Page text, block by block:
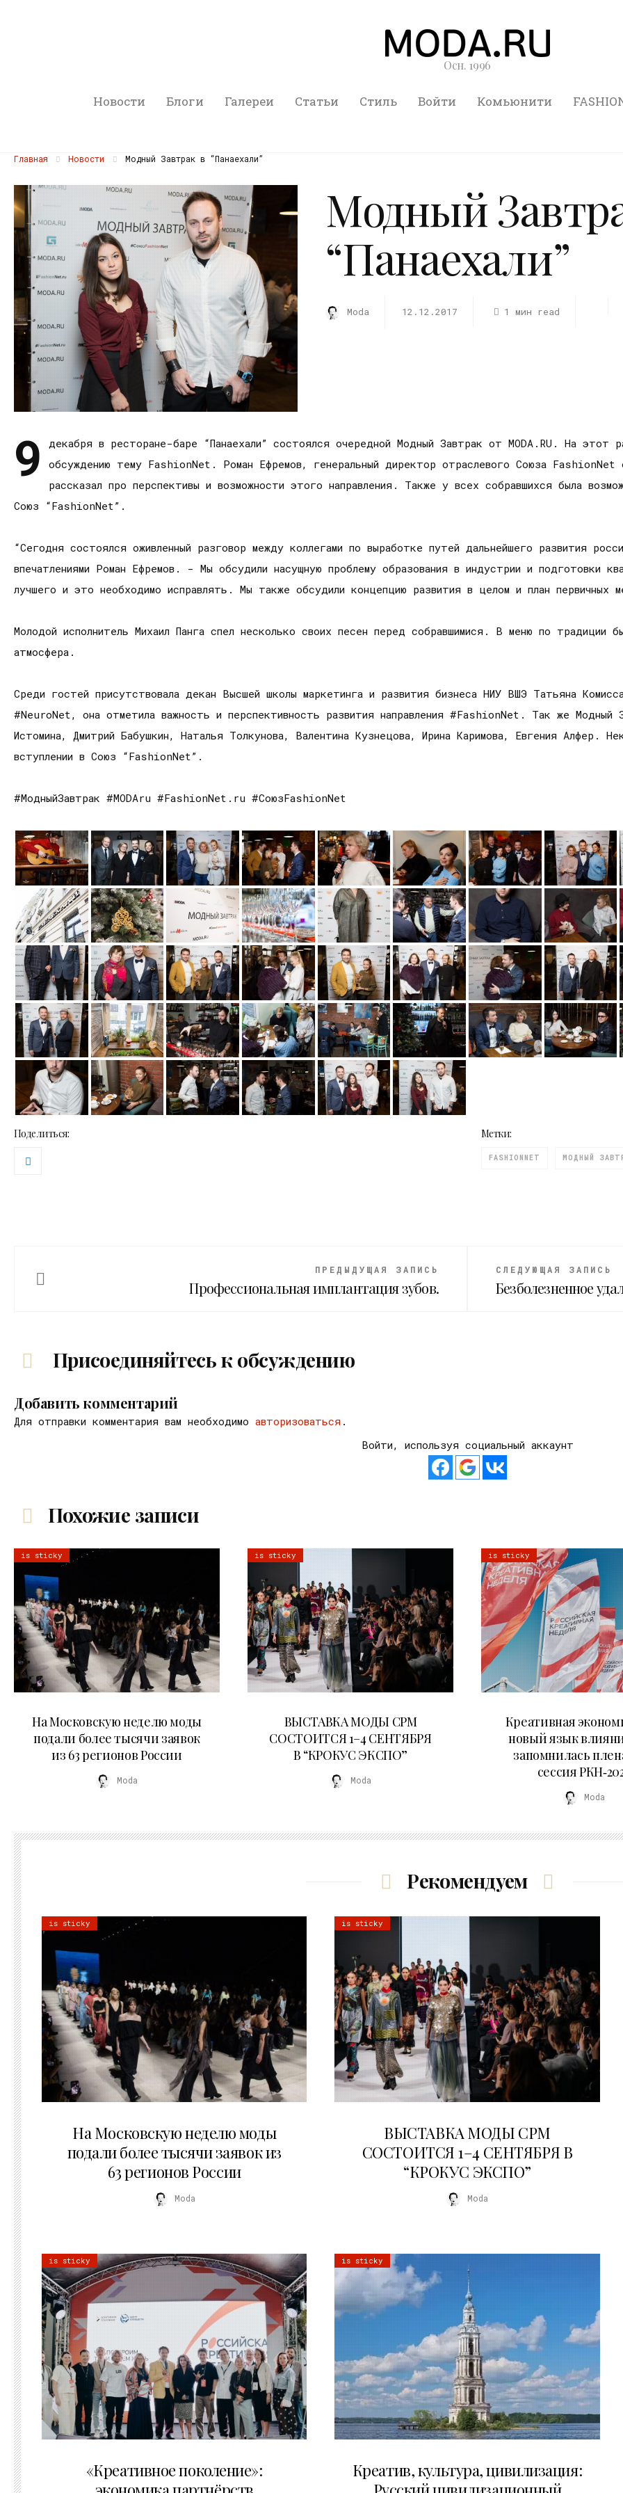
Осн. 1996
Новости Блоги Галереи Статьи Стиль Войти Комьюнити
Главная Новости Модный Завтрак в “Панаехали”
Модный
“Панаехали”
Moda 12.12.2017 1 мин read
9
декабря в ресторане-баре “Панаехали” состоялся очередной Модный Завтрак от MODA.RU. На этот
обсуждению тему FashionNet. Роман Ефремов, генеральный директор отраслевого Союза
рассказал про перспективы и возможности этого направления. Также у всех собравшихся была
Союз “FashionNet”.
“Сегодня состоялся оживленный разговор между коллегами по выработке путей дальнейшего развития
впечатлениями Роман Ефремов. - Мы обсудили насущную проблему образования в индустрии и подготовки
лучшего и это необходимо исправлять. Мы также обсудили концепцию развития в целом и план первичных
Молодой исполнитель Михаил Панга спел несколько своих песен перед собравшимися. В меню по традиции
атмосфера.
Среди гостей присутствовала декан Высшей школы маркетинга и развития бизнеса НИУ ВШЭ Татьяна
#NeuroNet, она отметила важность и перспективность развития направления #FashionNet. Так же Модный
Истомина, Дмитрий Бабушкин, Наталья Толкунова, Валентина Кузнецова, Ирина Каримова, Евгения Алфер.
вступлении в Союз “FashionNet”.
#МодныйЗавтрак #MODAru #FashionNet.ru #СоюзFashionNet
Поделиться: Метки:
FASHIONNET МОДНЫЙ
ПРЕДЫДУЩАЯ ЗАПИСЬ
Профессиональная имплантация зубов.
СЛЕДУЮЩАЯ ЗАПИСЬ
Безболезненное
Присоединяйтесь к обсуждению
Добавить комментарий
Для отправки комментария вам необходимо авторизоваться .
Войти, используя социальный аккаунт
Похожие записи
is sticky
На Московскую неделю моды
подали более тысячи заявок
из 63 регионов России
Moda
is sticky
ВЫСТАВКА МОДЫ CPM
СОСТОИТСЯ 1–4 СЕНТЯБРЯ
В “КРОКУС ЭКСПО”
Moda
is sticky
Креативная
новый язык
запомнилась
сессия
Moda
Рекомендуем
is sticky
На Московскую неделю моды
подали более тысячи заявок из
63 регионов России
Moda
is sticky
ВЫСТАВКА МОДЫ CPM
СОСТОИТСЯ 1–4 СЕНТЯБРЯ В
“КРОКУС ЭКСПО”
Moda
is sticky
«Креативное поколение»:
is sticky
Креатив, культура, цивилизация: